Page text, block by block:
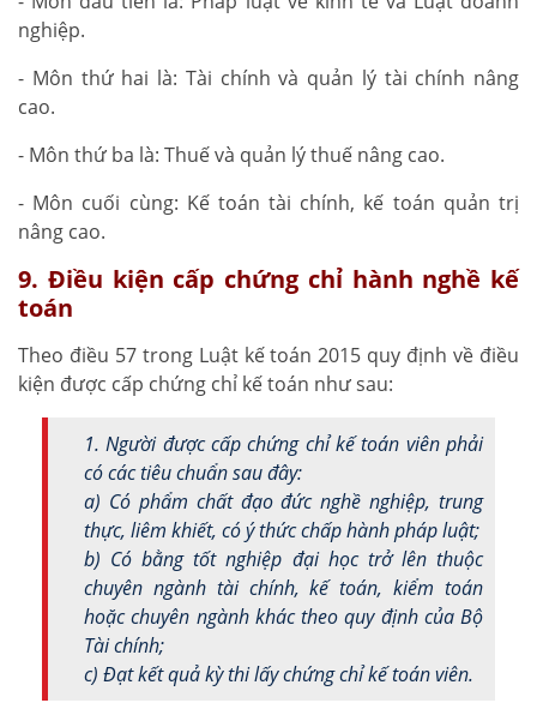
nghiệp.
- Môn thứ hai là: Tài chính và quản lý tài chính nâng
cao.
- Môn thứ ba là: Thuế và quản lý thuế nâng cao.
- Môn cuối cùng: Kế toán tài chính, kế toán quản trị
nâng cao.
9. Điều kiện cấp chứng chỉ hành nghề kế
toán
Theo điều 57 trong Luật kế toán 2015 quy định về điều
kiện được cấp chứng chỉ kế toán như sau:
1. Người được cấp chứng chỉ kế toán viên phải
có các tiêu chuẩn sau đây:
a) Có phẩm chất đạo đức nghề nghiệp, trung
thực, liêm khiết, có ý thức chấp hành pháp luật;
b) Có bằng tốt nghiệp đại học trở lên thuộc
chuyên ngành tài chính, kế toán, kiểm toán
hoặc chuyên ngành khác theo quy định của Bộ
Tài chính;
c) Đạt kết quả kỳ thi lấy chứng chỉ kế toán viên.